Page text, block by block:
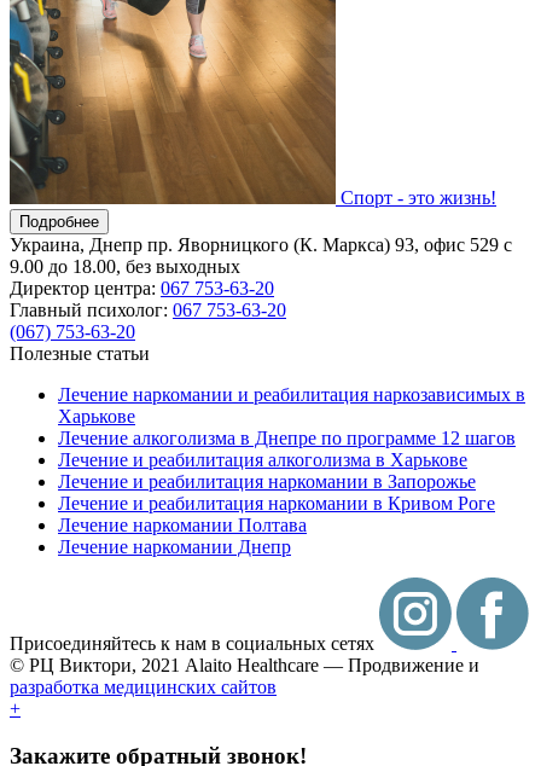
Спорт - это жизнь!
Подробнее
Украина, Днепр пр. Яворницкого (К. Маркса) 93, офис 529 с
9.00 до 18.00, без выходных
Директор центра: 067 753-63-20
Главный психолог: 067 753-63-20
(067) 753-63-20
Полезные статьи
Лечение наркомании и реабилитация наркозависимых в
Харькове
Лечение алкоголизма в Днепре по программе 12 шагов
Лечение и реабилитация алкоголизма в Харькове
Лечение и реабилитация наркомании в Запорожье
Лечение и реабилитация наркомании в Кривом Роге
Лечение наркомании Полтава
Лечение наркомании Днепр
Присоединяйтесь к нам в социальных сетях
© РЦ Виктори, 2021 Alaito Healthcare — Продвижение и
разработка медицинских сайтов
+
Закажите обратный звонок!